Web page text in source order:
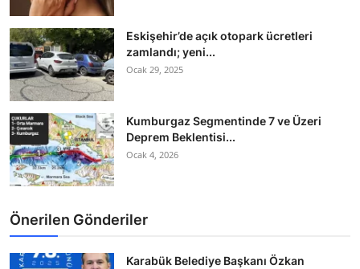
Eskişehir’de açık otopark ücretleri
zamlandı; yeni...
Ocak 29, 2025
Kumburgaz Segmentinde 7 ve Üzeri
Deprem Beklentisi...
Ocak 4, 2026
Önerilen Gönderiler
Karabük Belediye Başkanı Özkan